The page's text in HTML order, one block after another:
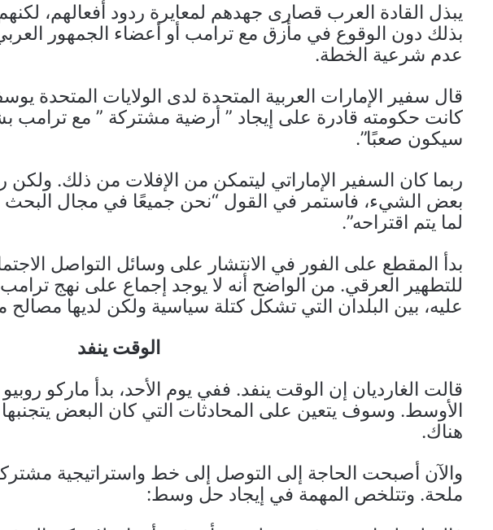
يبذل القادة العرب قصارى جهدهم لمعايرة ردود أفعالهم،
بذلك دون الوقوع في مأزق مع ترامب أو أعضاء الجمهور
عدم شرعية الخطة.
قال سفير الإمارات العربية المتحدة لدى الولايات المتحدة
كانت حكومته قادرة على إيجاد ” أرضية مشتركة ” مع ترامب
سيكون صعبًا”.
ربما كان السفير الإماراتي ليتمكن من الإفلات من ذلك. ولكن
بعض الشيء، فاستمر في القول “نحن جميعًا في مجال البحث
لما يتم اقتراحه”.
بدأ المقطع على الفور في الانتشار على وسائل التواصل
للتطهير العرقي. من الواضح أنه لا يوجد إجماع على نهج
عليه، بين البلدان التي تشكل كتلة سياسية ولكن لديها مصالح
الوقت ينفد
قالت الغارديان إن الوقت ينفد. ففي يوم الأحد، بدأ ماركو
الأوسط. وسوف يتعين على المحادثات التي كان البعض
هناك.
والآن أصبحت الحاجة إلى التوصل إلى خط واستراتيجية
ملحة. وتتلخص المهمة في إيجاد حل وسط: